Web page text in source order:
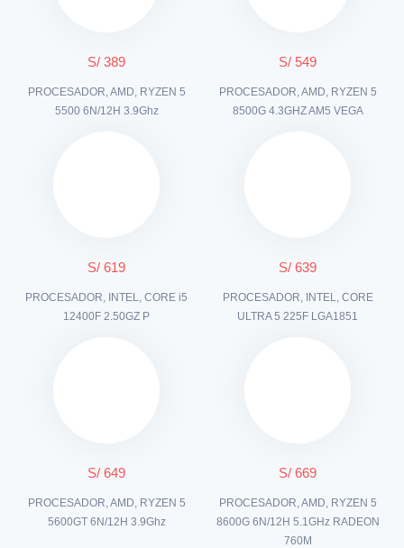
S/ 389
PROCESADOR, AMD, RYZEN 5
5500 6N/12H 3.9Ghz
S/ 549
PROCESADOR, AMD, RYZEN 5
8500G 4.3GHZ AM5 VEGA
S/ 619
PROCESADOR, INTEL, CORE i5
12400F 2.50GZ P
S/ 639
PROCESADOR, INTEL, CORE
ULTRA 5 225F LGA1851
S/ 649
PROCESADOR, AMD, RYZEN 5
5600GT 6N/12H 3.9Ghz
S/ 669
PROCESADOR, AMD, RYZEN 5
8600G 6N/12H 5.1GHz RADEON
760M